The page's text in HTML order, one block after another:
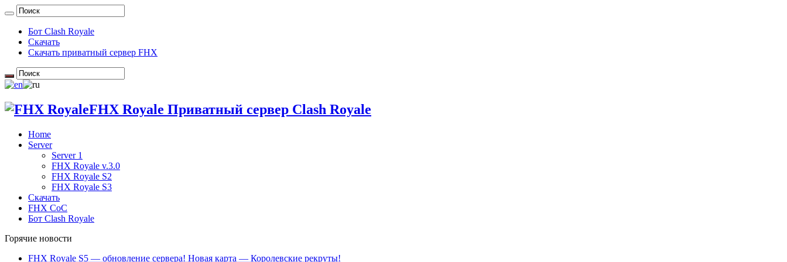
Бот Clash Royale
Скачать
Скачать приватный сервер FHX
FHX Royale Приватный сервер Clash Royale
Home
Server
Server 1
FHX Royale v.3.0
FHX Royale S2
FHX Royale S3
Скачать
FHX CoC
Бот Clash Royale
Горячие новости
FHX Royale S5 — обновление сервера! Новая карта — Королевские рекруты!